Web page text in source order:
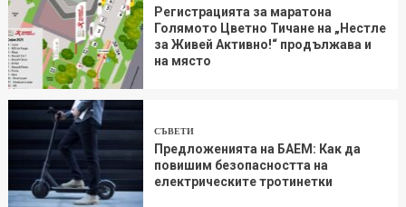
Регистрацията за маратона
Голямото Цветно Тичане на „Нестле
за Живей Aктивно!“ продължава и
на място
СЪВЕТИ
Предложенията на БАЕМ: Как да
повишим безопасността на
електрическите тротинетки